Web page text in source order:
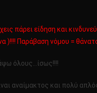
πάρει είδηση και
Παράβαση νόμου =
όλους…ίσως!!!!
αναίμακτος και πολύ